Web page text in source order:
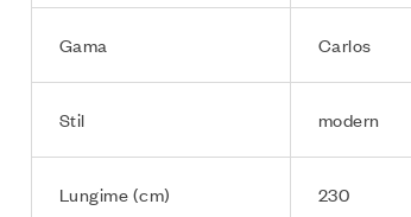
Gama Carlos
Stil modern
Lungime (cm) 230